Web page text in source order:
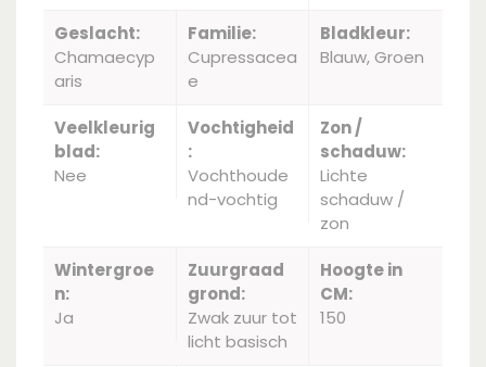
Geslacht:
Chamaecyp
aris
Familie:
Cupressacea
e
Bladkleur:
Blauw, Groen
Veelkleurig
blad:
Nee
Vochtigheid
:
Vochthoude
nd-vochtig
Zon /
schaduw:
Lichte
schaduw /
zon
Wintergroe
n:
Ja
Zuurgraad
grond:
Zwak zuur tot
licht basisch
Hoogte in
CM:
150